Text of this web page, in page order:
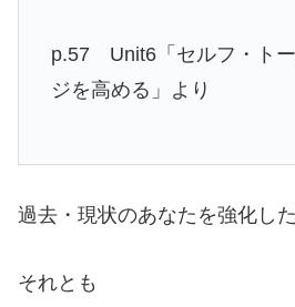
p.57 Unit6「セルフ・ト
ジを高める」より
過去・現状のあなたを強化し
それとも